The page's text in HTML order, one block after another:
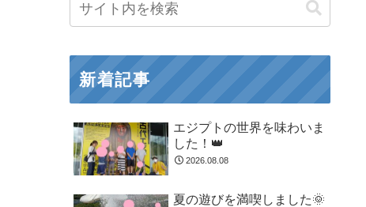
新着記事
エジプトの世界を味わいま
した！👑
2026.08.08
夏の遊びを満喫しました🌞